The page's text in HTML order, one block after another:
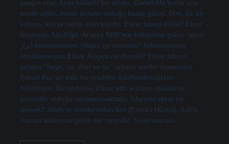
yaygın olan Arap kökenli bir adıdır. Genellikle kızlar için
tercih edilir. İsmin anlamı olduğu kadar güzel. Dini, öz bir
kelime, kişiye sahip olan kişidir. Ebrar hangi dilde? Ebrar –
Nişanyan Sözlüğü. Arapça BRR’nin kökünden gelen ˀabrār
أبرار kelimesinden “Hayır, iyi insanlar” kelimesinden
alıntılanmıştır. Ebrar Arapça ne demek? Ebrar adının
anlamı “hayır, iyi, dini ve öz” anlamı vardır. İnsanların
Kutsal Kur’an’daki bu nitelikle ödüllendirildikleri
belirtiliyor. Bu nedenle, Ebrar adlı kızların dürüst ve
güvenilir olduğu varsayılmaktadır. İslamda ebrar ne
demek? Allah’ın isimlerinden biri (Esmâ-i Hüsnâ). Salih,
inanan anlamına gelen bir terimdir. Sena manası…